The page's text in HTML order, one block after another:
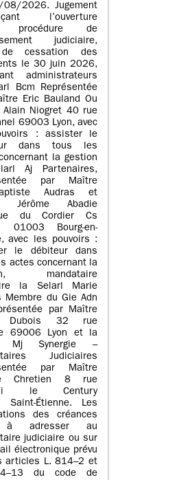
2026. Jugement
l’ouverture
procédure de
judiciaire,
cessation des
le 30 juin 2026,
administrateurs
Bcm Représentée
Eric Bauland Ou
Alain Niogret 40 rue
69003 Lyon, avec
: assister le
dans tous les
la gestion
Aj Partenaires,
par Maître
Audras et
Jérôme Abadie
du Cordier Cs
01003 Bourg-en-
avec les pouvoirs :
le débiteur dans
actes concernant la
mandataire
la Selarl Marie
Membre du Gie Adn
par Maître
Dubois 32 rue
69006 Lyon et la
Mj Synergie –
Judiciaires
par Maître
Chretien 8 rue
le Century
Saint-Étienne. Les
des créances
à adresser au
judiciaire ou sur
électronique prévu
articles L. 814–2 et
du code de